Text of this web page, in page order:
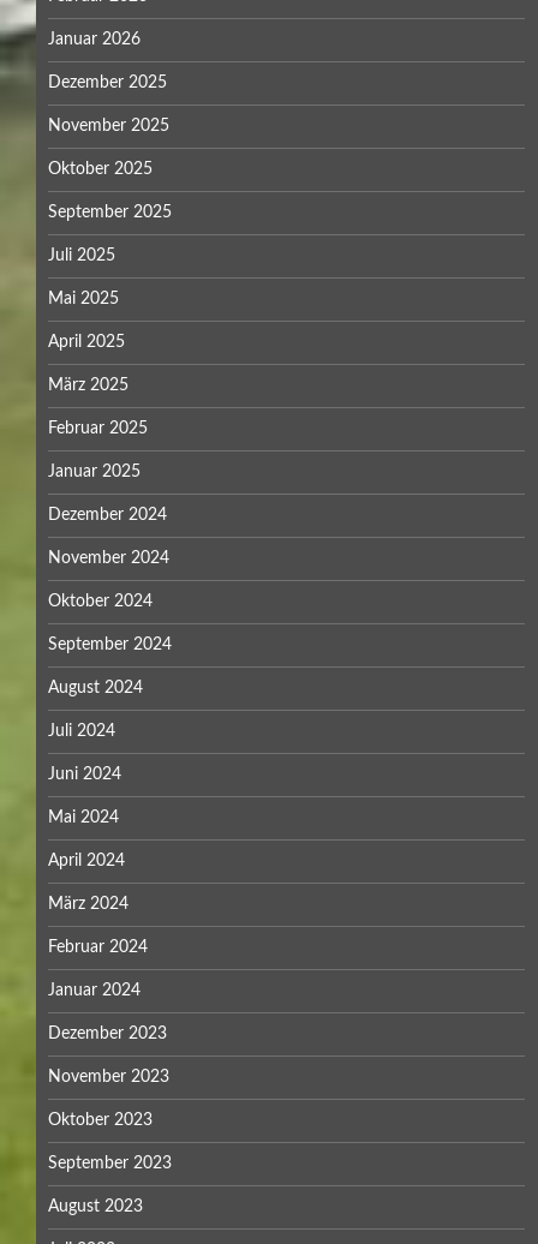
Januar 2026
Dezember 2025
November 2025
Oktober 2025
September 2025
Juli 2025
Mai 2025
April 2025
März 2025
Februar 2025
Januar 2025
Dezember 2024
November 2024
Oktober 2024
September 2024
August 2024
Juli 2024
Juni 2024
Mai 2024
April 2024
März 2024
Februar 2024
Januar 2024
Dezember 2023
November 2023
Oktober 2023
September 2023
August 2023